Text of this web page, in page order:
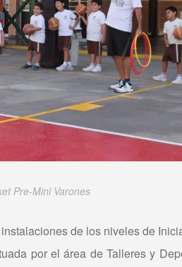
Pre-Mini Varones
de los niveles de
por el área de Talleres y